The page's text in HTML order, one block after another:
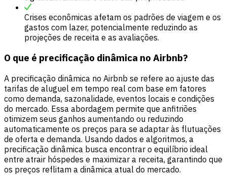
Crises econômicas afetam os padrões de viagem e os
gastos com lazer, potencialmente reduzindo as
projeções de receita e as avaliações.
O que é precificação dinâmica no Airbnb?
A precificação dinâmica no Airbnb se refere ao ajuste das
tarifas de aluguel em tempo real com base em fatores
como demanda, sazonalidade, eventos locais e condições
do mercado. Essa abordagem permite que anfitriões
otimizem seus ganhos aumentando ou reduzindo
automaticamente os preços para se adaptar às flutuações
de oferta e demanda. Usando dados e algoritmos, a
precificação dinâmica busca encontrar o equilíbrio ideal
entre atrair hóspedes e maximizar a receita, garantindo que
os preços reflitam a dinâmica atual do mercado.